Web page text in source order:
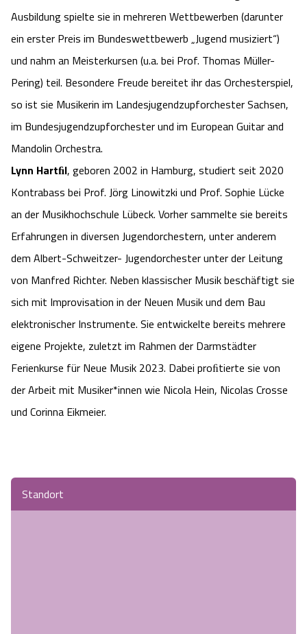
Ausbildung spielte sie in mehreren Wettbewerben (darunter
ein erster Preis im Bundeswettbewerb „Jugend musiziert“)
und nahm an Meisterkursen (u.a. bei Prof. Thomas Müller-
Pering) teil. Besondere Freude bereitet ihr das Orchesterspiel,
so ist sie Musikerin im Landesjugendzupforchester Sachsen,
im Bundesjugendzupforchester und im European Guitar and
Mandolin Orchestra.
Lynn Hartﬁl, geboren 2002 in Hamburg, studiert seit 2020
Kontrabass bei Prof. Jörg Linowitzki und Prof. Sophie Lücke
an der Musikhochschule Lübeck. Vorher sammelte sie bereits
Erfahrungen in diversen Jugendorchestern, unter anderem
dem Albert-Schweitzer- Jugendorchester unter der Leitung
von Manfred Richter. Neben klassischer Musik beschäftigt sie
sich mit Improvisation in der Neuen Musik und dem Bau
elektronischer Instrumente. Sie entwickelte bereits mehrere
eigene Projekte, zuletzt im Rahmen der Darmstädter
Ferienkurse für Neue Musik 2023. Dabei proﬁtierte sie von
der Arbeit mit Musiker*innen wie Nicola Hein, Nicolas Crosse
und Corinna Eikmeier.
Standort